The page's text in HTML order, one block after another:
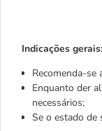
Indicações gerais:
Recomenda-
Enquanto der
necessários;
Se o estado de